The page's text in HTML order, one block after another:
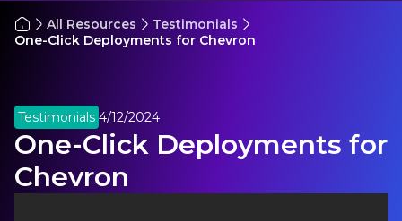
All Resources
Testimonials
One-Click Deployments for Chevron
Testimonials 4/12/2024
One-Click Deployments for
Chevron